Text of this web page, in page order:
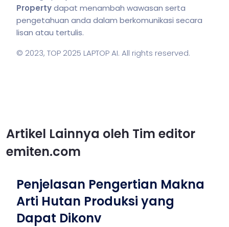
Propertydapat menambah wawasan serta
pengetahuan anda dalam berkomunikasi secara
lisan atau tertulis.
© 2023, TOP 2025 LAPTOP AI. All rights reserved.
Artikel Lainnya oleh Tim editor
emiten.com
Penjelasan Pengertian Makna
Arti Hutan Produksi yang
Dapat Dikonv